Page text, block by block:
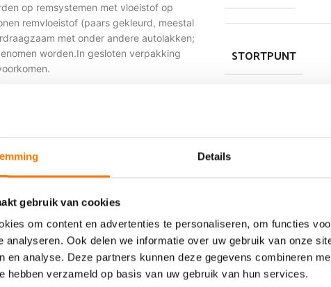
Details
gebruik van cookies
om content en advertenties te personaliseren, om functies
analyseren. Ook delen we informatie over uw gebruik van onze
en analyse. Deze partners kunnen deze gegevens combineren
hebben verzameld op basis van uw gebruik van hun services.
op remsystemen met vloeistof op
remvloeistof (paars gekleurd, meestal
met onder andere autolakken;
worden.In gesloten verpakking
STORTPUNT
SAMENSTELLING